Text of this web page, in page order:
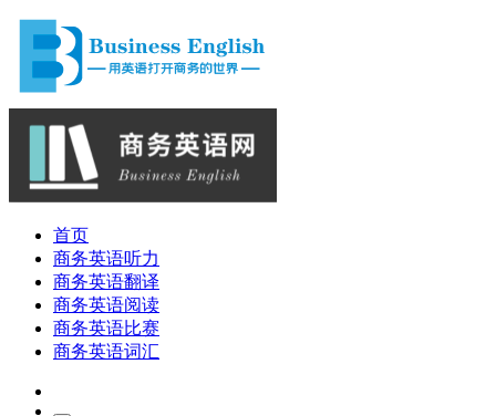
首页
商务英语听力
商务英语翻译
商务英语阅读
商务英语比赛
商务英语词汇